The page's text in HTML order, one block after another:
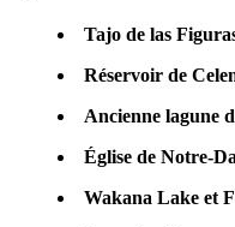
Tajo de las
Réservoir de
Ancienne lagune
Église de Notre-
Wakana Lake et